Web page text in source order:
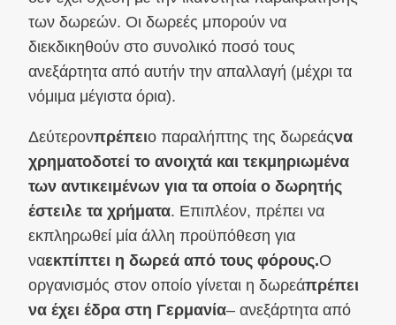
των δωρεών. Οι δωρεές μπορούν να
διεκδικηθούν στο συνολικό ποσό τους
ανεξάρτητα από αυτήν την απαλλαγή (μέχρι τα
νόμιμα μέγιστα όρια).
Δεύτερονπρέπειο παραλήπτης της δωρεάςνα
χρηματοδοτεί το ανοιχτά και τεκμηριωμένα
των αντικειμένων για τα οποία ο δωρητής
έστειλε τα χρήματα. Επιπλέον, πρέπει να
εκπληρωθεί μία άλλη προϋπόθεση για
ναεκπίπτει η δωρεά από τους φόρους.Ο
οργανισμός στον οποίο γίνεται η δωρεάπρέπει
να έχει έδρα στη Γερμανία– ανεξάρτητα από